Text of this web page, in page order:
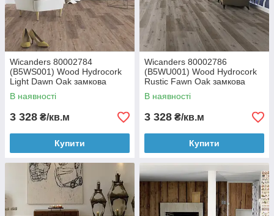
Wicanders 80002784
(B5WS001) Wood Hydrocork
Light Dawn Oak замкова
вінілова плитка
В наявності
3 328 ₴/кв.м
Купити
Wicanders 80002786
(B5WU001) Wood Hydrocork
Rustic Fawn Oak замкова
вінілова плитка
В наявності
3 328 ₴/кв.м
Купити